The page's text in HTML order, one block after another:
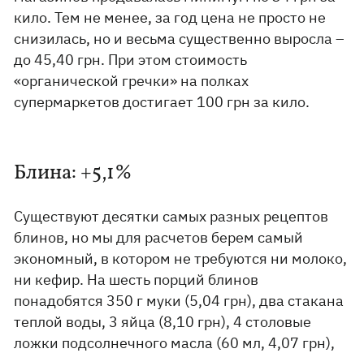
кило. Тем не менее, за год цена не просто не
снизилась, но и весьма существенно выросла –
до 45,40 грн. При этом стоимость
«органической гречки» на полках
супермаркетов достигает 100 грн за кило.
Блина: +5,1%
Существуют десятки самых разных рецептов
блинов, но мы для расчетов берем самый
экономный, в котором не требуются ни молоко,
ни кефир. На шесть порций блинов
понадобятся 350 г муки (5,04 грн), два стакана
теплой воды, 3 яйца (8,10 грн), 4 столовые
ложки подсолнечного масла (60 мл, 4,07 грн),